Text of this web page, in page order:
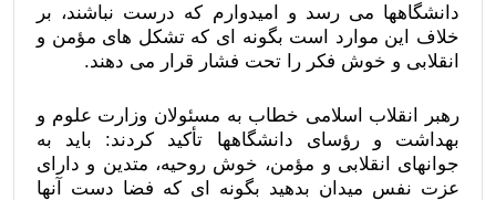
دانشگاهها می رسد و امیدوارم که درست نباشند، بر
خلاف این موارد است بگونه ای که تشکل های مؤمن و
انقلابی و خوش فکر را تحت فشار قرار می دهند.
رهبر انقلاب اسلامی خطاب به مسئولان وزارت علوم و
بهداشت و رؤسای دانشگاهها تأکید کردند: باید به
جوانهای انقلابی و مؤمن، خوش روحیه، متدین و دارای
عزت نفس میدان بدهید بگونه ای که فضا دست آنها